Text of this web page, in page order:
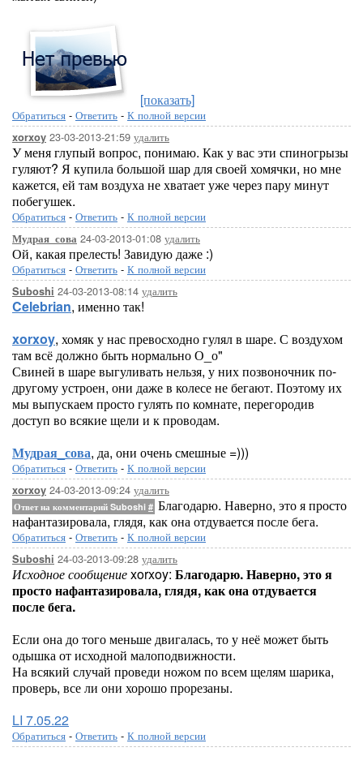
[показать]
Обратиться - Ответить - К полной версии
xorxoy 23-03-2013-21:59 удалить
У меня глупый вопрос, понимаю. Как у вас эти спиногрызы
гуляют? Я купила большой шар для своей хомячки, но мне
кажется, ей там воздуха не хватает уже через пару минут
побегушек.
Обратиться - Ответить - К полной версии
Мудрая_сова 24-03-2013-01:08 удалить
Ой, какая прелесть! Завидую даже :)
Обратиться - Ответить - К полной версии
Suboshi 24-03-2013-08:14 удалить
Celebrian, именно так!
xorxoy, хомяк у нас превосходно гулял в шаре. С воздухом
там всё должно быть нормально О_о"
Свиней в шаре выгуливать нельзя, у них позвоночник по-
другому устроен, они даже в колесе не бегают. Поэтому их
мы выпускаем просто гулять по комнате, перегородив
доступ во всякие щели и к проводам.
Мудрая_сова, да, они очень смешные =)))
Обратиться - Ответить - К полной версии
xorxoy 24-03-2013-09:24 удалить
Ответ на комментарий Suboshi # Благодарю. Наверно, это я просто
нафантазировала, глядя, как она отдувается после бега.
Обратиться - Ответить - К полной версии
Suboshi 24-03-2013-09:28 удалить
Исходное сообщениеxorxoy: Благодарю. Наверно, это я
просто нафантазировала, глядя, как она отдувается
после бега.
Если она до того меньше двигалась, то у неё может быть
одышка от исходной малоподвижности.
На всякий случай проведи ножом по всем щелям шарика,
проверь, все ли они хорошо прорезаны.
LI 7.05.22
Обратиться - Ответить - К полной версии